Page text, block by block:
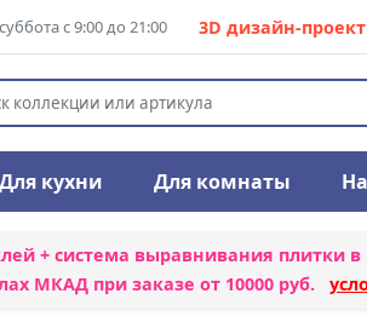
с 9:00 до 21:00 3D дизайн-проект
Для кухни Для комнаты
+ система выравнивания плиткив
МКАД при заказе от 10000 руб.